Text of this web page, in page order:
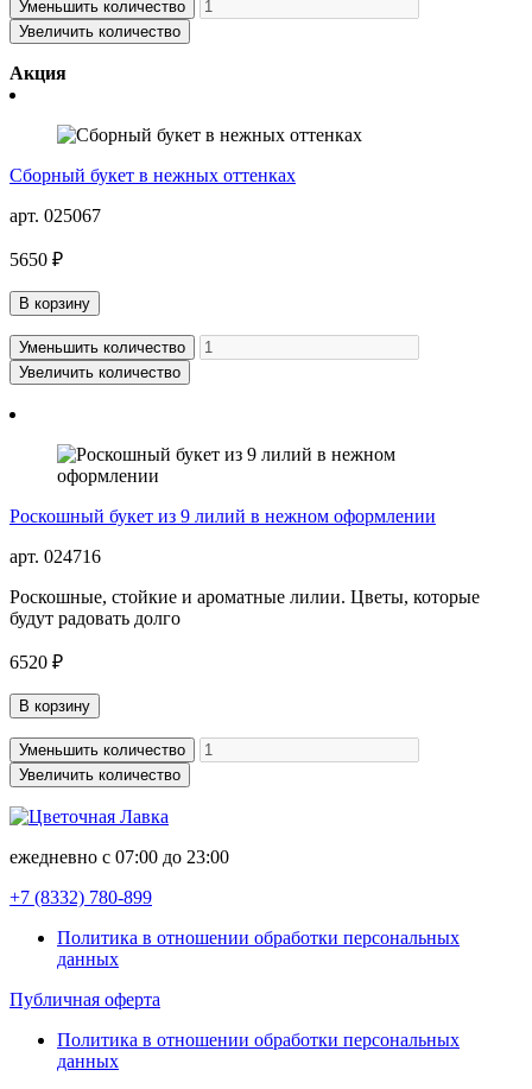
Уменьшить количество
Увеличить количество
Акция
Сборный букет в нежных оттенках
арт. 025067
5650 ₽
В корзину
Уменьшить количество
Увеличить количество
Роскошный букет из 9 лилий в нежном оформлении
арт. 024716
Роскошные, стойкие и ароматные лилии. Цветы, которые
будут радовать долго
6520 ₽
В корзину
Уменьшить количество
Увеличить количество
ежедневно с 07:00 до 23:00
+7 (8332) 780-899
Политика в отношении обработки персональных
данных
Публичная оферта
Политика в отношении обработки персональных
данных